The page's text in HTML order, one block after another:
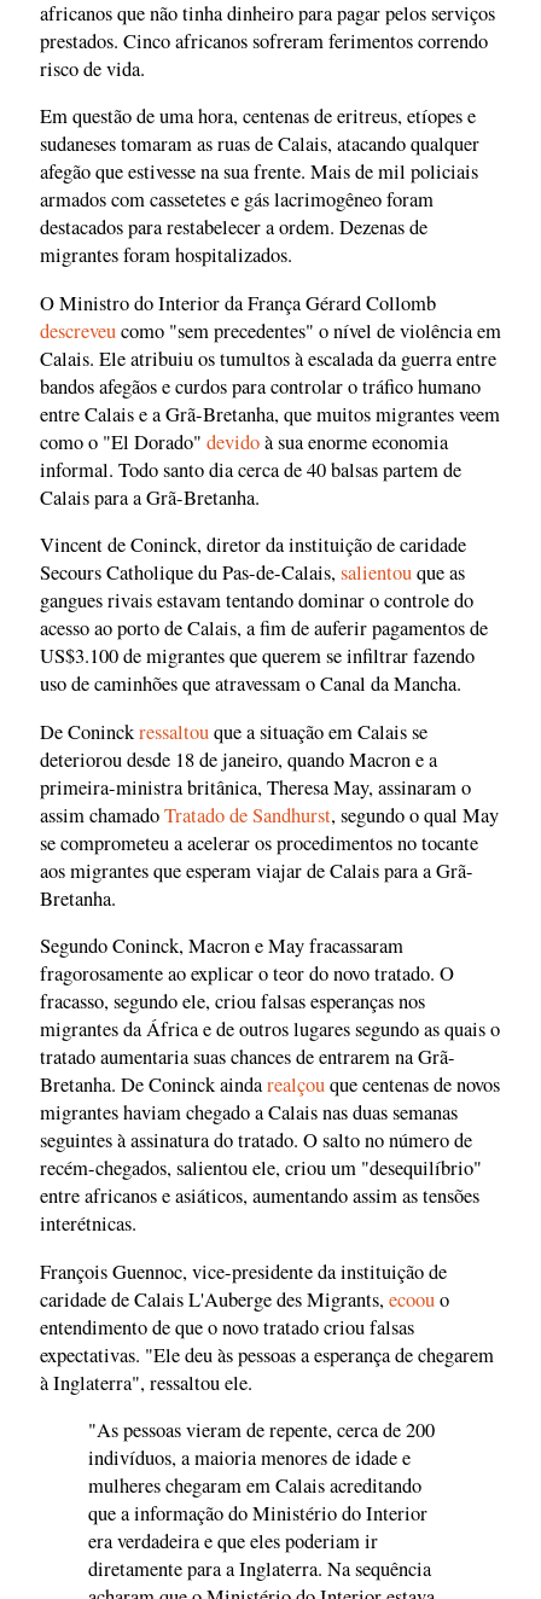
africanos que não tinha dinheiro para pagar pelos serviços
prestados. Cinco africanos sofreram ferimentos correndo
risco de vida.
Em questão de uma hora, centenas de eritreus, etíopes e
sudaneses tomaram as ruas de Calais, atacando qualquer
afegão que estivesse na sua frente. Mais de mil policiais
armados com cassetetes e gás lacrimogêneo foram
destacados para restabelecer a ordem. Dezenas de
migrantes foram hospitalizados.
O Ministro do Interior da França Gérard Collomb
descreveucomo "sem precedentes" o nível de violência em
Calais. Ele atribuiu os tumultos à escalada da guerra entre
bandos afegãos e curdos para controlar o tráfico humano
entre Calais e a Grã-Bretanha, que muitos migrantes veem
como o "El Dorado" devidoà sua enorme economia
informal. Todo santo dia cerca de 40 balsas partem de
Calais para a Grã-Bretanha.
Vincent de Coninck, diretor da instituição de caridade
Secours Catholique du Pas-de-Calais,salientouque as
gangues rivais estavam tentando dominar o controle do
acesso ao porto de Calais, a fim de auferir pagamentos de
US$3.100 de migrantes que querem se infiltrar fazendo
uso de caminhões que atravessam o Canal da Mancha.
De Coninckressaltouque a situação em Calais se
deteriorou desde 18 de janeiro, quando Macron e a
primeira-ministra britânica, Theresa May, assinaram o
assim chamadoTratado de Sandhurst, segundo o qual May
se comprometeu a acelerar os procedimentos no tocante
aos migrantes que esperam viajar de Calais para a Grã-
Bretanha.
Segundo Coninck, Macron e May fracassaram
fragorosamente ao explicar o teor do novo tratado. O
fracasso, segundo ele, criou falsas esperanças nos
migrantes da África e de outros lugares segundo as quais o
tratado aumentaria suas chances de entrarem na Grã-
Bretanha. De Coninck aindarealçouque centenas de novos
migrantes haviam chegado a Calais nas duas semanas
seguintes à assinatura do tratado. O salto no número de
recém-chegados, salientou ele, criou um "desequilíbrio"
entre africanos e asiáticos, aumentando assim as tensões
interétnicas.
François Guennoc, vice-presidente da instituição de
caridade de Calais L'Auberge des Migrants,ecoouo
entendimento de que o novo tratado criou falsas
expectativas. "Ele deu às pessoas a esperança de chegarem
à Inglaterra", ressaltou ele.
"As pessoas vieram de repente, cerca de 200
indivíduos, a maioria menores de idade e
mulheres chegaram em Calais acreditando
que a informação do Ministério do Interior
era verdadeira e que eles poderiam ir
diretamente para a Inglaterra. Na sequência